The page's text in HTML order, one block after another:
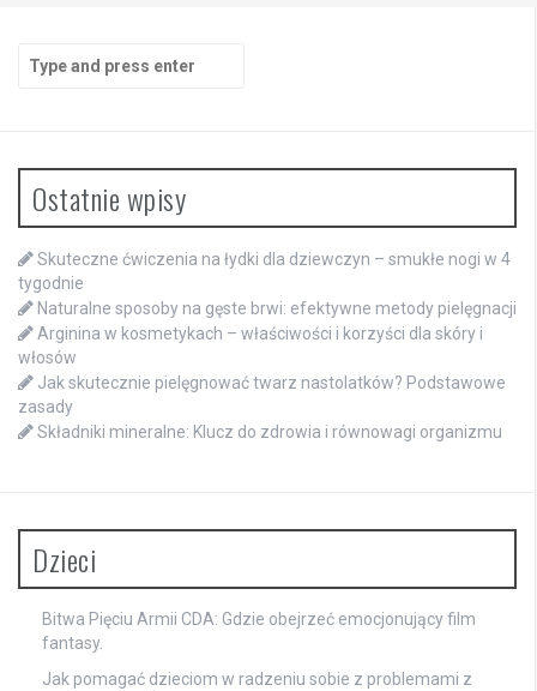
for:
Ostatnie wpisy
Skuteczne ćwiczenia na łydki dla dziewczyn – smukłe nogi w 4
tygodnie
Naturalne sposoby na gęste brwi: efektywne metody pielęgnacji
Arginina w kosmetykach – właściwości i korzyści dla skóry i
włosów
Jak skutecznie pielęgnować twarz nastolatków? Podstawowe
zasady
Składniki mineralne: Klucz do zdrowia i równowagi organizmu
Dzieci
Bitwa Pięciu Armii CDA: Gdzie obejrzeć emocjonujący film
fantasy.
Jak pomagać dzieciom w radzeniu sobie z problemami z